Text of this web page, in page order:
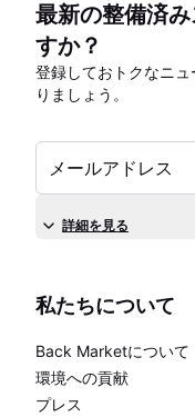
最新の整備済
すか？
登録しておトクなニ
りましょう。
メールアドレス
詳細を見る
私たちについて
Back Marketについて
環境への貢献
プレス